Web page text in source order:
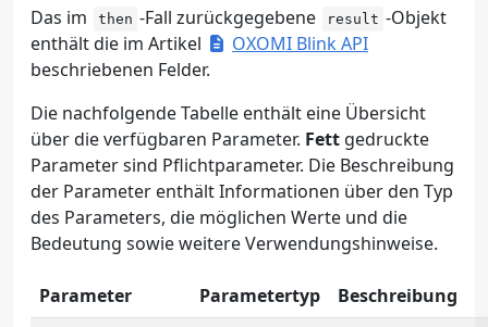
Das im then -Fall zurückgegebene result -Objekt
enthält die im Artikel
OXOMI Blink API
beschriebenen Felder.
Die nachfolgende Tabelle enthält eine Übersicht
über die verfügbaren Parameter. Fett gedruckte
Parameter sind Pflichtparameter. Die Beschreibung
der Parameter enthält Informationen über den Typ
des Parameters, die möglichen Werte und die
Bedeutung sowie weitere Verwendungshinweise.
Parameter Parametertyp
Beschreibung